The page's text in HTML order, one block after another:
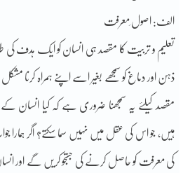
الف: اصول ِمعرفت
تعلیم و تربیت کا مقصد ہی انسان کو ایک ہدف
ذہن اور دماغ کو سمجھے بغیر اسے اپنے ہمراہ کرنا
مقصد کیلئے یہ سمجھنا ضروری ہے کہ کیا انسان کے
ہیں، جو اس کی عقل میں نہیں سما سکتے؟ اگر ہمارا
کی معرفت کو حاصل کرنے کی جستجو کریں گے اور